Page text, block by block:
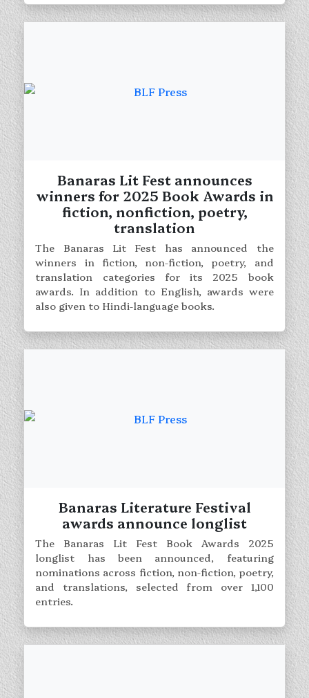
Banaras Lit Fest announces
winners for 2025 Book Awards in
fiction, nonfiction, poetry,
translation
The Banaras Lit Fest has announced the
winners in fiction, non-fiction, poetry, and
translation categories for its 2025 book
awards. In addition to English, awards were
also given to Hindi-language books.
Banaras Literature Festival
awards announce longlist
The Banaras Lit Fest Book Awards 2025
longlist has been announced, featuring
nominations across fiction, non-fiction, poetry,
and translations, selected from over 1,100
entries.